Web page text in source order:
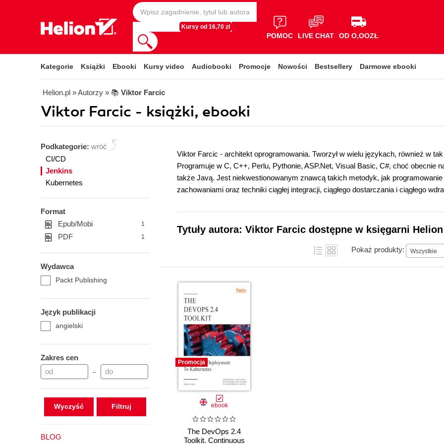
Kursy od 16,70 zł
POMOC LIVE CHAT OD O,OOZŁ
Kategorie Książki Ebooki Kursy video Audiobooki Promocje Nowości Bestsellery Darmowe ebooki
Helion.pl » Autorzy » 📚 Viktor Farcic
Viktor Farcic - książki, ebooki
Podkategorie: wróć
CI/CD
Jenkins
Kubernetes
Format
Epub/Mobi
1
PDF 1
Wydawca
Packt Publishing
Język publikacji
angielski
Zakres cen
–
Wyczyść
BLOG
Viktor Farcic - architekt oprogramowania. Tworzył w wielu językach, również w
Programuje w C, C++, Perlu, Pythonie, ASP.Net, Visual Basic, C#, choć obecnie
także Javą. Jest niekwestionowanym znawcą takich metodyk, jak
zachowaniami oraz techniki ciągłej integracji, ciągłego dostarczania i ciągłego
Tytuły autora: Viktor Farcic dostępne w księgarni Helion
Pokaż produkty: Wszystkie
Promocja
ebook
The DevOps 2.4
Toolkit. Continuous